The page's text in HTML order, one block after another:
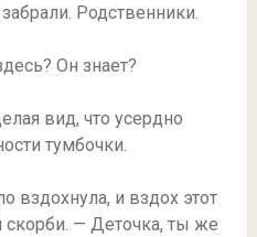
Родственники.
Он знает?
вид, что усердно
тумбочки.
вздохнула, и вздох этот
— Деточка, ты же